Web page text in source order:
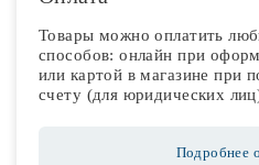
Товары можно оплатить
способов: онлайн при
или картой в магазине при
счету (для юридических
Подробнее